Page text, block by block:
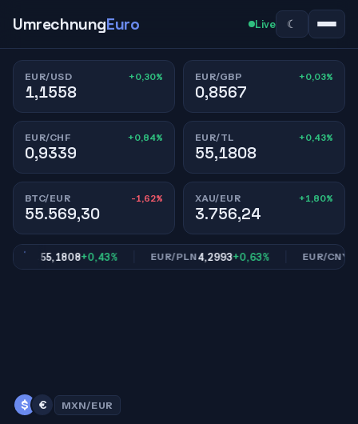
UmrechnungEuro Live ☾
EUR/USD +0,30%
1,1558
EUR/GBP +0,03%
0,8567
EUR/CHF +0,84%
0,9339
EUR/TL +0,43%
55,1808
BTC/EUR -1,62%
55.569,30
XAU/EUR +1,80%
3.756,24
55,1808+0,43% EUR/PLN4,2993+0,63% EUR/CNY
$ € MXN/EUR